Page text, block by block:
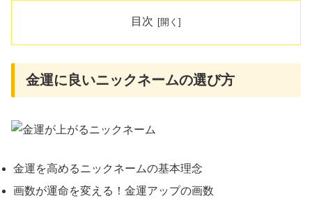
目次
金運に良いニックネームの選び方
金運を高めるニックネームの基本理念
画数が運命を変える！金運アップの画数